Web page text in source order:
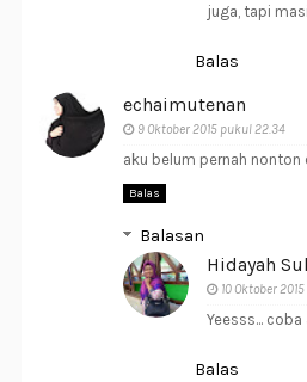
juga, tapi
Balas
echaimutenan
9 Oktober 2015 pukul 22.34
aku belum pernah
Balas
Balasan
Hidayah
10 Oktober
Yeesss...
Balas